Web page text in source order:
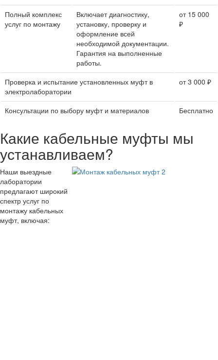
Полный комплекс
услуг по монтажу
Включает диагностику,
установку, проверку и
оформление всей
необходимой документации.
Гарантия на выполненные
работы.
от 15 000
₽
Проверка и испытание установленных муфт в
электролаборатории
от 3 000 ₽
Консультации по выбору муфт и материалов Бесплатно
Какие кабельные муфты мы
устанавливаем?
Наши выездные
лаборатории
предлагают широкий
спектр услуг по
монтажу кабельных
муфт, включая: